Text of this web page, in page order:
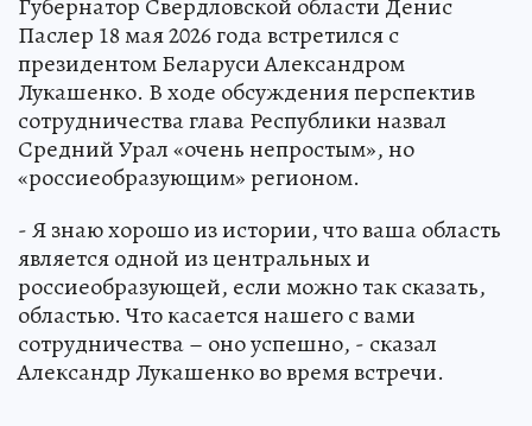
Паслер 18 мая 2026 года встретился с
президентом Беларуси Александром
Лукашенко. В ходе обсуждения перспектив
сотрудничества глава Республики назвал
Средний Урал «очень непростым», но
«россиеобразующим» регионом.
- Я знаю хорошо из истории, что ваша область
является одной из центральных и
россиеобразующей, если можно так сказать,
областью. Что касается нашего с вами
сотрудничества – оно успешно, - сказал
Александр Лукашенко во время встречи.